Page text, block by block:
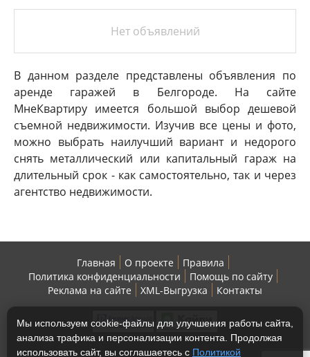
Нет объявлений
В данном разделе представлены объявления по
аренде гаражей в Белгороде. На сайте
МнеКвартиру имеется большой выбор дешевой
съемной недвижимости. Изучив все цены и фото,
можно выбрать наилучший вариант и недорого
снять металлический или капитальный гараж на
длительный срок - как самостоятельно, так и через
агентство недвижимости.
Главная О проекте
Правила
Политика конфиденциальности
Помощь по сайту
Реклама на сайте
XML-Выгрузка Контакты
Мы используем cookie-файлы для улучшения работы сайта,
анализа трафика и персонализации контента. Продолжая
использовать сайт, вы соглашаетесь с Политикой